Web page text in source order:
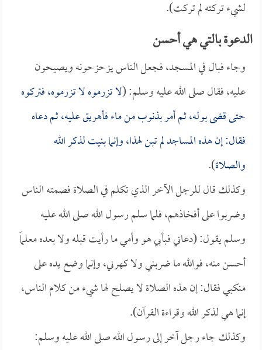
لشيء تركته لم تركت).
الدعوة بالتي هي أحسن
وجاء فبال في المسجد، فجعل الناس يزحزحونه ويصيحون
عليه، فقال صلى الله عليه وسلم: (لا تزرموه لا تزرموه، فتركوه
حتى قضى بوله، ثم أمر بذنوب من ماء فأهريق عليه، ثم دعاه
فقال: إن هذه المساجد لم تبن لهذا، وإنما بنيت لذكر الله
والصلاة).
وكذلك قال للرجل الآخر الذي تكلم في الصلاة فصمته الناس
وضربوا على أفخاذهم، فلما سلم رسول الله صلى الله عليه
وسلم يقول: (دعاني فبأبي هو وأمي ما رأيت قبله ولا بعده معلماً
أحسن منه، فوالله ما ضربني ولا كهرني، وإنما وضع يده على
منكبي فقال: إن هذه الصلاة لا يصلح لها شيء من كلام الناس،
إنما هي لذكر الله وقراءة القرآن).
وكذلك جاء رجل آخر إلى رسول الله صلى الله عليه وسلم: